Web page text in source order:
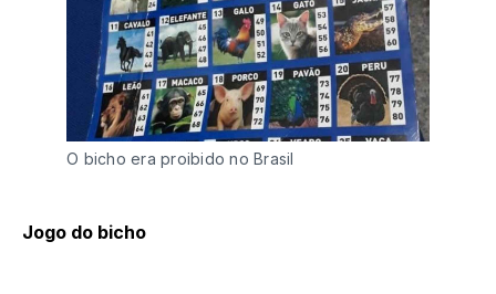
O bicho era proibido no Brasil
Jogo do bicho